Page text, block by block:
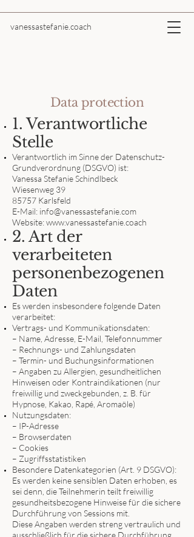
vanessastefanie.coach
Data protection
1. Verantwortliche
Stelle
Verantwortlich im Sinne der Datenschutz-
Grundverordnung (DSGVO) ist:
Vanessa Stefanie Schindlbeck
Wiesenweg 39
85757 Karlsfeld
E-Mail: info@vanessastefanie.com
Website: www.vanessastefanie.coach
2. Art der
verarbeiteten
personenbezogenen
Daten
Es werden insbesondere folgende Daten
verarbeitet:
Vertrags- und Kommunikationsdaten:
– Name, Adresse, E-Mail, Telefonnummer
– Rechnungs- und Zahlungsdaten
– Termin- und Buchungsinformationen
– Angaben zu Allergien, gesundheitlichen
Hinweisen oder Kontraindikationen (nur
freiwillig und zweckgebunden, z. B. für
Hypnose, Kakao, Rapé, Aromaöle)
Nutzungsdaten:
– IP-Adresse
– Browserdaten
– Cookies
– Zugriffsstatistiken
Besondere Datenkategorien (Art. 9 DSGVO):
Es werden keine sensiblen Daten erhoben, es
sei denn, die Teilnehmerin teilt freiwillig
gesundheitsbezogene Hinweise für die sichere
Durchführung von Sessions mit.
Diese Angaben werden streng vertraulich und
ausschließlich für die sichere Durchführung